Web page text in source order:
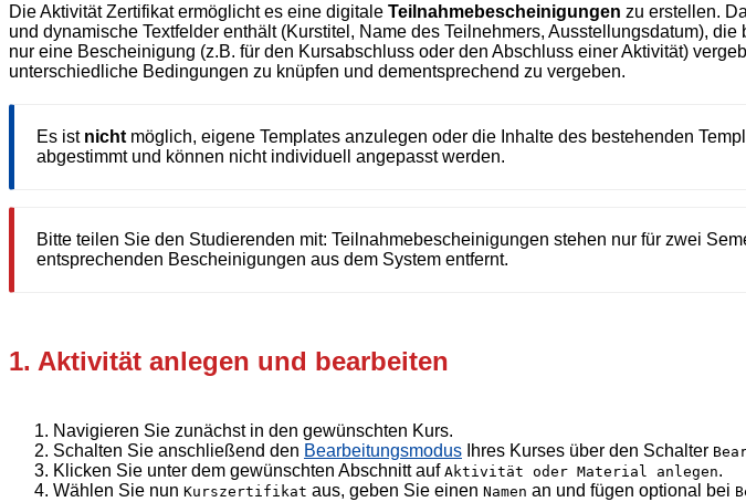
Die Aktivität Zertifikat ermöglicht es eine digitale Teilnahmebescheinigungen zu erstellen.
und dynamische Textfelder enthält (Kurstitel, Name des Teilnehmers, Ausstellungsdatum),
nur eine Bescheinigung (z.B. für den Kursabschluss oder den Abschluss einer Aktivität)
unterschiedliche Bedingungen zu knüpfen und dementsprechend zu vergeben.
Es ist nicht möglich, eigene Templates anzulegen oder die Inhalte des bestehenden
abgestimmt und können nicht individuell angepasst werden.
Bitte teilen Sie den Studierenden mit: Teilnahmebescheinigungen stehen nur für zwei
entsprechenden Bescheinigungen aus dem System entfernt.
1. Aktivität anlegen und bearbeiten
Navigieren Sie zunächst in den gewünschten Kurs.
Schalten Sie anschließend den Bearbeitungsmodus Ihres Kurses über den Schalter
Klicken Sie unter dem gewünschten Abschnitt auf Aktivität oder Material anlegen.
Wählen Sie nun Kurszertifikat aus, geben Sie einen Namen an und fügen optional bei